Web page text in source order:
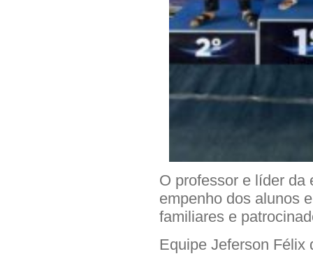
O professor e líder da
empenho dos alunos
familiares e
Equipe Jeferson Félix